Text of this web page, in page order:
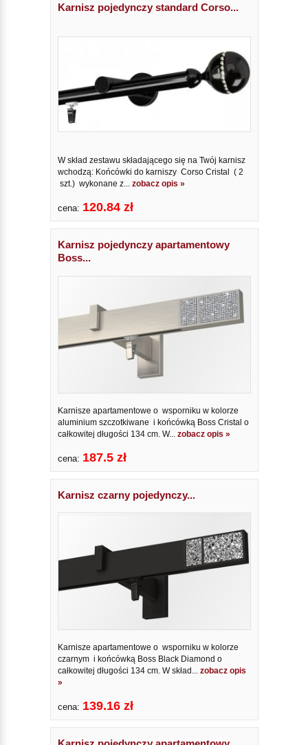
Karnisz pojedynczy standard Corso...
W skład zestawu składającego się na Twój karnisz
wchodzą: Końcówki do karniszy Corso Cristal ( 2
szt.) wykonane z... zobacz opis »
cena: 120.84 zł
Karnisz pojedynczy apartamentowy
Boss...
Karnisze apartamentowe o wsporniku w kolorze
aluminium szczotkiwane i końcówką Boss Cristal o
całkowitej długości 134 cm. W... zobacz opis »
cena: 187.5 zł
Karnisz czarny pojedynczy...
Karnisze apartamentowe o wsporniku w kolorze
czarnym i końcówką Boss Black Diamond o
całkowitej długości 134 cm. W skład... zobacz opis
»
cena: 139.16 zł